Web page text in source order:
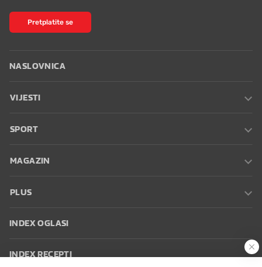
Pretplatite se
NASLOVNICA
VIJESTI
SPORT
MAGAZIN
PLUS
INDEX OGLASI
INDEX RECEPTI